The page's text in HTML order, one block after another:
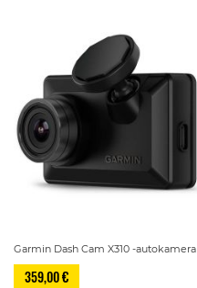
Garmin Dash Cam X310 -autokamera
359,00 €